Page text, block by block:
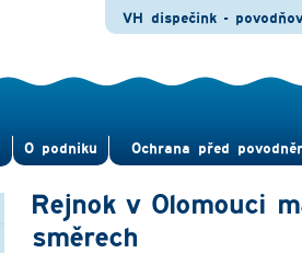
O pod­niku Ochrana před
VH dispečink -
Rejnok v Olomouci
směrech